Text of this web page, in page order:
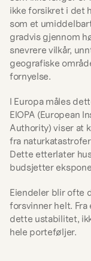
ikke forsikret i det
som et
gradvis gjennom
snevrere vilkår,
geografiske
fornyelse.
I Europa måles
EIOPA (European
Authority) viser at
fra
Dette etterlater
budsjetter
Eiendeler blir ofte
forsvinner helt.
dette ustabilitet,
hele porteføljer.